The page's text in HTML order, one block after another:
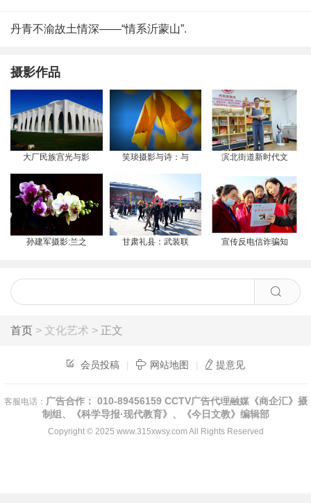
丹青不渝故土情深——“情系沂蒙山”.
摄影作品
大厂民族宫光与影 笑琰摄影与诗：与 滨北街道新时代文
孙建军摄影:兰之 甘肃礼县：武装联 宣传反电信诈骗知
首页 > 文化艺术 > 正文
会员投稿 | 网站地图 | 提意见
客服电话： 广告合作： 010-89456159 CCTV广告代理融媒《商企汇》摄
制组、《科学导报·现代教育》、《今日文教》编辑部
Copyright © 2025 www.315xwsy.com All Rights Reserved